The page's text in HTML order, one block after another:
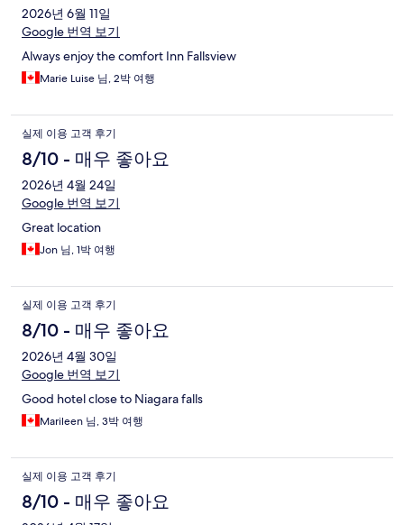
2026년 6월 11일
Google 번역 보기
Always enjoy the comfort Inn Fallsview
Marie Luise 님, 2박 여행
실제 이용 고객 후기
8/10 - 매우 좋아요
2026년 4월 24일
Google 번역 보기
Great location
Jon 님, 1박 여행
실제 이용 고객 후기
8/10 - 매우 좋아요
2026년 4월 30일
Google 번역 보기
Good hotel close to Niagara falls
Marileen 님, 3박 여행
실제 이용 고객 후기
8/10 - 매우 좋아요